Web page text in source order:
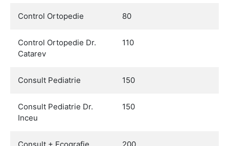
Control Ortopedie 80
Control Ortopedie Dr.
Catarev
110
Consult Pediatrie 150
Consult Pediatrie Dr.
Inceu
150